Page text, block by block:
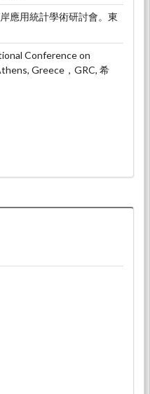
應用統計學術研討會。東
Conference on
Greece，GRC, 希